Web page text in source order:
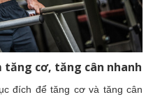
tăng cơ, tăng cân nhanh
đích để tăng cơ và tăng cân